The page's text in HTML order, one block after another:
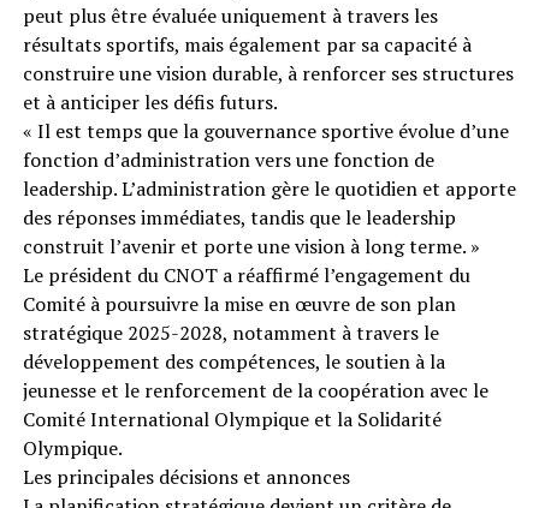
peut plus être évaluée uniquement à travers les
résultats sportifs, mais également par sa capacité à
construire une vision durable, à renforcer ses structures
et à anticiper les défis futurs.
« Il est temps que la gouvernance sportive évolue d’une
fonction d’administration vers une fonction de
leadership. L’administration gère le quotidien et apporte
des réponses immédiates, tandis que le leadership
construit l’avenir et porte une vision à long terme. »
Le président du CNOT a réaffirmé l’engagement du
Comité à poursuivre la mise en œuvre de son plan
stratégique 2025-2028, notamment à travers le
développement des compétences, le soutien à la
jeunesse et le renforcement de la coopération avec le
Comité International Olympique et la Solidarité
Olympique.
Les principales décisions et annonces